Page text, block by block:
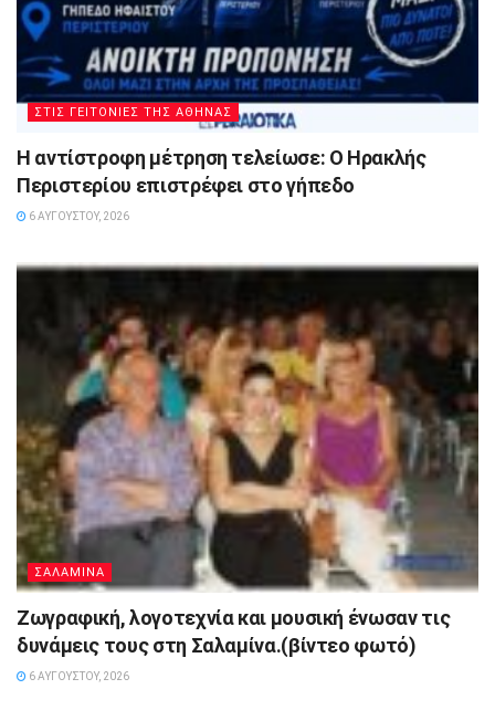
ΣΤΙΣ ΓΕΙΤΟΝΙΕΣ ΤΗΣ ΑΘΗΝΑΣ
Η αντίστροφη μέτρηση τελείωσε: Ο Ηρακλής
Περιστερίου επιστρέφει στο γήπεδο
6 ΑΥΓΟΎΣΤΟΥ, 2026
ΣΑΛΑΜΙΝΑ
Ζωγραφική, λογοτεχνία και μουσική ένωσαν τις
δυνάμεις τους στη Σαλαμίνα.(βίντεο φωτό)
6 ΑΥΓΟΎΣΤΟΥ, 2026